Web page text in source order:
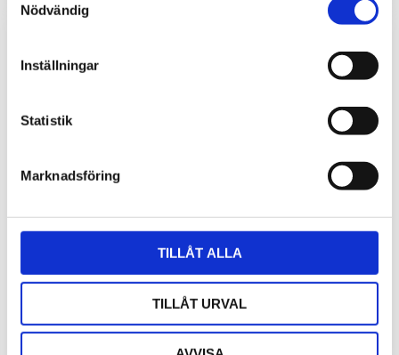
Nödvändig
Inställningar
Statistik
Marknadsföring
TILLÅT ALLA
TILLÅT URVAL